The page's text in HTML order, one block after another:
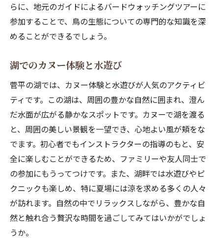
らに、地元のガイドによるバードウォッチングツアーに
参加することで、鳥の生態についての専門的な知識を深
めることができるでしょう。
湖でのカヌー体験と水遊び
菅平の湖では、カヌー体験と水遊びが人気のアクティビ
ティです。この湖は、周囲の豊かな自然に囲まれ、澄ん
だ水面が広がる静かなスポットです。カヌーで湖を渡る
と、周囲の美しい景観を一望でき、心地よい風が頬をな
でます。初心者でもインストラクターの指導のもと、安
全に楽しむことができるため、ファミリーや友人同士で
の参加にもうってつけです。また、湖畔では水遊びやピ
クニックも楽しめ、特に夏場には涼を求める多くの人々
が訪れます。自然の中でリラックスしながら、豊かな自
然と触れ合う贅沢な時間を過ごしてみてはいかがでしょ
うか。